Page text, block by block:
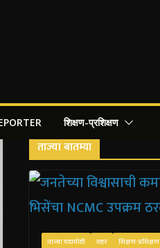
शिक्षण-प्रशिक्षण
ताज्या बातम्या
ताज्या घडामोडी शहर शिक्षण-प्रशिक्षण